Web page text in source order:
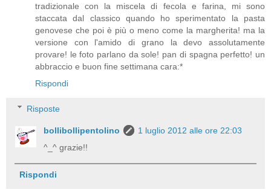
tradizionale con la miscela di fecola e farina, mi sono
staccata dal classico quando ho sperimentato la pasta
genovese che poi è più o meno come la margherita! ma la
versione con l'amido di grano la devo assolutamente
provare! le foto parlano da sole! pan di spagna perfetto! un
abbraccio e buon fine settimana cara:*
Rispondi
Risposte
bollibollipentolino
1 luglio 2012 alle ore 22:03
^_^ grazie!!
Rispondi